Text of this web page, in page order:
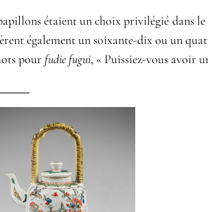
étaient un choix privilégié dans
également un soixante-dix ou un
pour fudie fugui, « Puissiez-vous avoir